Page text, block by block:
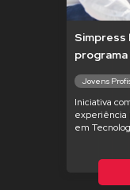
Simpress
Jovens
Iniciativa
experiência
em